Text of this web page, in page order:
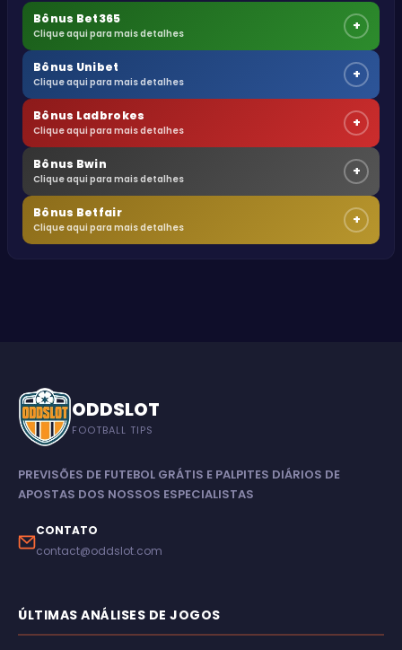
Bônus Bet365
Clique aqui para mais detalhes +
Bônus Unibet
Clique aqui para mais detalhes +
Bônus Ladbrokes
Clique aqui para mais detalhes +
Bônus Bwin
Clique aqui para mais detalhes +
Bônus Betfair
Clique aqui para mais detalhes +
ODDSLOT
FOOTBALL TIPS
PREVISÕES DE FUTEBOL GRÁTIS E PALPITES DIÁRIOS DE
APOSTAS DOS NOSSOS ESPECIALISTAS
CONTATO
contact@oddslot.com
ÚLTIMAS ANÁLISES DE JOGOS